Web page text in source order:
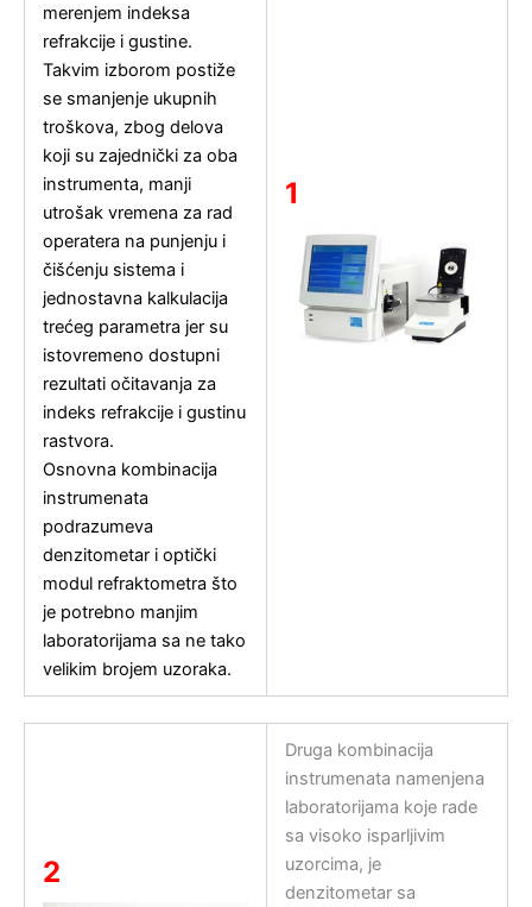
merenjem indeksa
refrakcije i gustine.
Takvim izborom postiže
se smanjenje ukupnih
troškova, zbog delova
koji su zajednički za oba
instrumenta, manji
utrošak vremena za rad
operatera na punjenju i
čišćenju sistema i
jednostavna kalkulacija
trećeg parametra jer su
istovremeno dostupni
rezultati očitavanja za
indeks refrakcije i gustinu
rastvora.
Osnovna kombinacija
instrumenata
podrazumeva
denzitometar i optički
modul refraktometra što
je potrebno manjim
laboratorijama sa ne tako
velikim brojem uzoraka.
1
2
Druga kombinacija
instrumenata namenjena
laboratorijama koje rade
sa visoko isparljivim
uzorcima, je
denzitometar sa